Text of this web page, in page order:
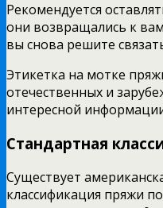
Рекомендуется
они возвращались к
вы снова решите
Этикетка на мотке
отечественных и
интересной
Стандартная
Существует
классификация пряжи